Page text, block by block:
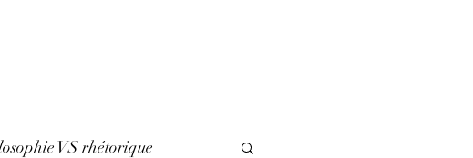
VS rhétorique